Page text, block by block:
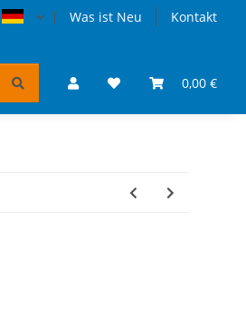
Was ist Neu Kontakt
0,00 €
VW Bulli Puzzles & Bücher